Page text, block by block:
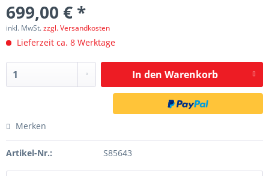
699,00 € *
inkl. MwSt.zzgl. Versandkosten
Lieferzeit ca. 8 Werktage
In den Warenkorb
Merken
Artikel-Nr.: S85643